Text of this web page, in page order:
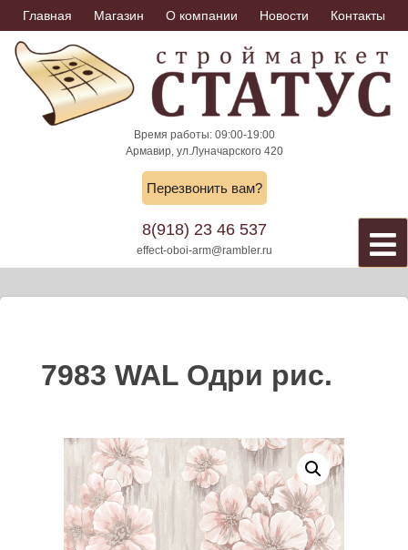
Skip
to
content
Главная Магазин О компании Новости Контакты
Время работы: 09:00-19:00
Армавир, ул.Луначарского 420
Перезвонить вам?
8(918) 23 46 537
effect-oboi-arm@rambler.ru
7983 WAL Одри рис.